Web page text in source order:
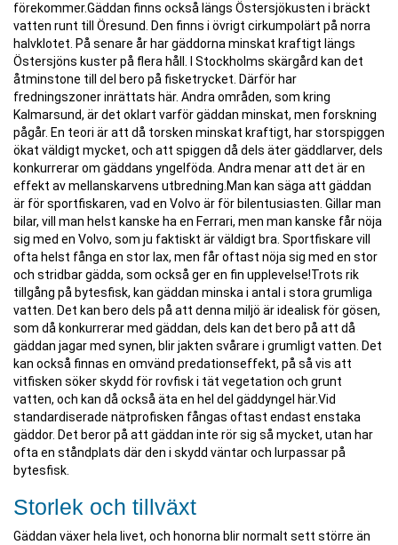
förekommer.Gäddan finns också längs Östersjökusten i bräckt
vatten runt till Öresund. Den finns i övrigt cirkumpolärt på norra
halvklotet. På senare år har gäddorna minskat kraftigt längs
Östersjöns kuster på flera håll. I Stockholms skärgård kan det
åtminstone till del bero på fisketrycket. Därför har
fredningszoner inrättats här. Andra områden, som kring
Kalmarsund, är det oklart varför gäddan minskat, men forskning
pågår. En teori är att då torsken minskat kraftigt, har storspiggen
ökat väldigt mycket, och att spiggen då dels äter gäddlarver, dels
konkurrerar om gäddans yngelföda. Andra menar att det är en
effekt av mellanskarvens utbredning.Man kan säga att gäddan
är för sportfiskaren, vad en Volvo är för bilentusiasten. Gillar man
bilar, vill man helst kanske ha en Ferrari, men man kanske får nöja
sig med en Volvo, som ju faktiskt är väldigt bra. Sportfiskare vill
ofta helst fånga en stor lax, men får oftast nöja sig med en stor
och stridbar gädda, som också ger en fin upplevelse!Trots rik
tillgång på bytesfisk, kan gäddan minska i antal i stora grumliga
vatten. Det kan bero dels på att denna miljö är idealisk för gösen,
som då konkurrerar med gäddan, dels kan det bero på att då
gäddan jagar med synen, blir jakten svårare i grumligt vatten. Det
kan också finnas en omvänd predationseffekt, på så vis att
vitfisken söker skydd för rovfisk i tät vegetation och grunt
vatten, och kan då också äta en hel del gäddyngel här.Vid
standardiserade nätprofisken fångas oftast endast enstaka
gäddor. Det beror på att gäddan inte rör sig så mycket, utan har
ofta en ståndplats där den i skydd väntar och lurpassar på
bytesfisk.
Storlek och tillväxt
Gäddan växer hela livet, och honorna blir normalt sett större än